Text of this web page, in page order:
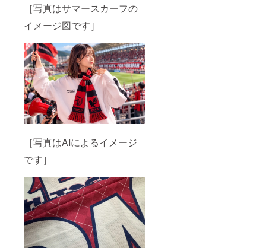
［写真はサマースカーフの
イメージ図です］
［写真はAIによるイメージ
です］